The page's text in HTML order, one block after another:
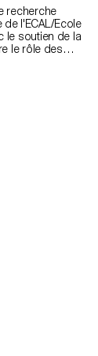
recherche
l'ECAL/Ecole
le soutien de la
le rôle des